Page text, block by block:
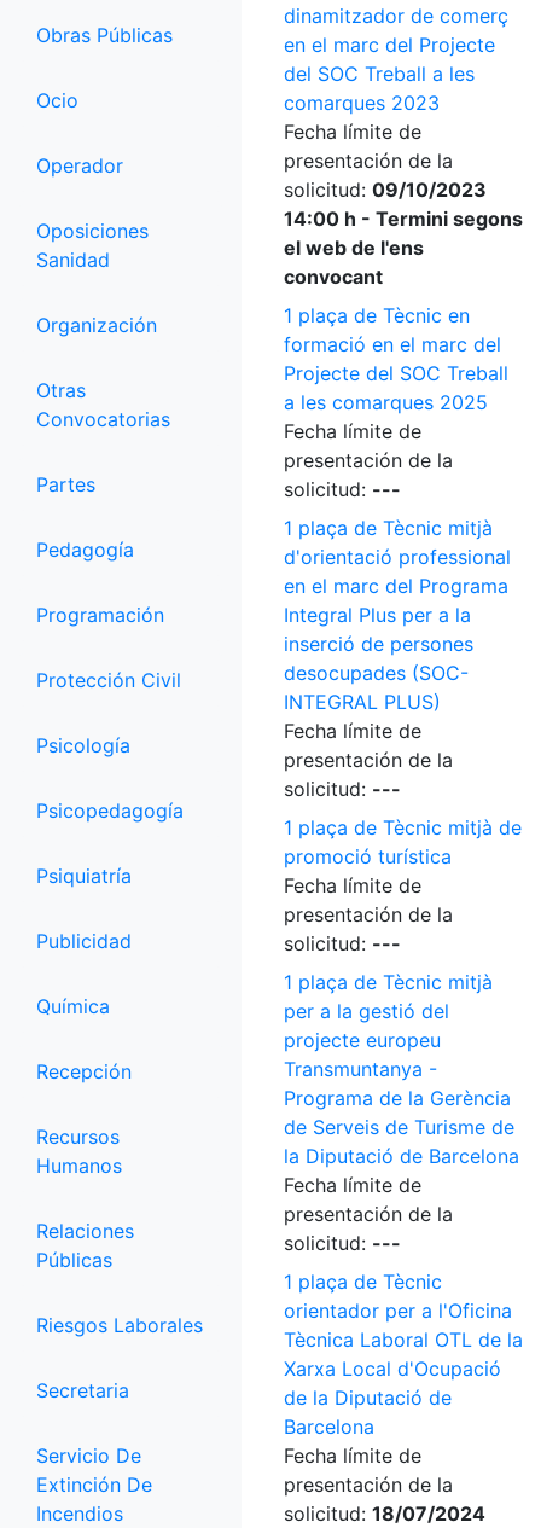
Obras Públicas
Ocio
Operador
Oposiciones
Sanidad
Organización
Otras
Convocatorias
Partes
Pedagogía
Programación
Protección Civil
Psicología
Psicopedagogía
Psiquiatría
Publicidad
Química
Recepción
Recursos
Humanos
Relaciones
Públicas
Riesgos Laborales
Secretaria
Servicio De
Extinción De
Incendios
dinamitzador de comerç
en el marc del Projecte
del SOC Treball a les
comarques 2023
Fecha límite de
presentación de la
solicitud: 09/10/2023
14:00 h - Termini segons
el web de l'ens
convocant
1 plaça de Tècnic en
formació en el marc del
Projecte del SOC Treball
a les comarques 2025
Fecha límite de
presentación de la
solicitud: ---
1 plaça de Tècnic mitjà
d'orientació professional
en el marc del Programa
Integral Plus per a la
inserció de persones
desocupades (SOC-
INTEGRAL PLUS)
Fecha límite de
presentación de la
solicitud: ---
1 plaça de Tècnic mitjà de
promoció turística
Fecha límite de
presentación de la
solicitud: ---
1 plaça de Tècnic mitjà
per a la gestió del
projecte europeu
Transmuntanya -
Programa de la Gerència
de Serveis de Turisme de
la Diputació de Barcelona
Fecha límite de
presentación de la
solicitud: ---
1 plaça de Tècnic
orientador per a l'Oficina
Tècnica Laboral OTL de la
Xarxa Local d'Ocupació
de la Diputació de
Barcelona
Fecha límite de
presentación de la
solicitud: 18/07/2024